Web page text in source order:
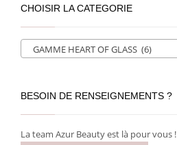
CHOISIR LA CATEGORIE
GAMME HEART OF GLASS (6)
BESOIN DE RENSEIGNEMENTS ?
La team Azur Beauty est là pour vous !